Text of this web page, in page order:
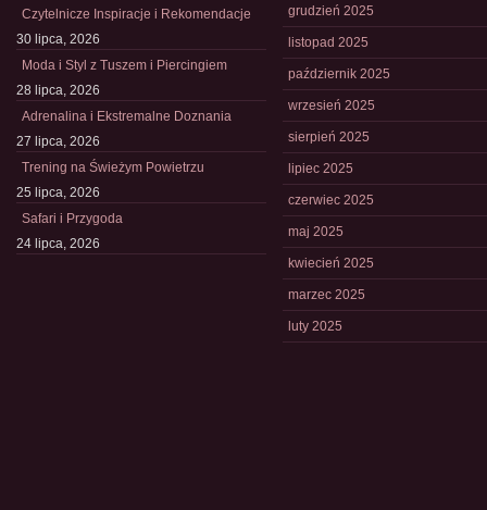
Czytelnicze Inspiracje i Rekomendacje
30 lipca, 2026
Moda i Styl z Tuszem i Piercingiem
28 lipca, 2026
Adrenalina i Ekstremalne Doznania
27 lipca, 2026
Trening na Świeżym Powietrzu
25 lipca, 2026
Safari i Przygoda
24 lipca, 2026
grudzień 2025
listopad 2025
październik 2025
wrzesień 2025
sierpień 2025
lipiec 2025
czerwiec 2025
maj 2025
kwiecień 2025
marzec 2025
luty 2025